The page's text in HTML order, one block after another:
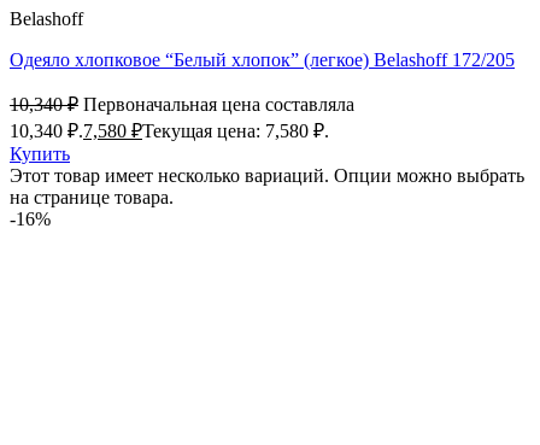
Belashoff
Одеяло хлопковое “Белый хлопок” (легкое) Belashoff 172/205
10,340₽ Первоначальная цена составляла
10,340 ₽.7,580 ₽Текущая цена: 7,580 ₽.
Купить
Этот товар имеет несколько вариаций. Опции можно выбрать
на странице товара.
-16%